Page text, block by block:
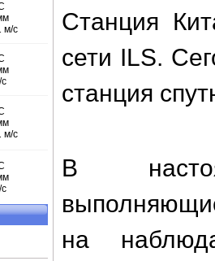
Станция
сети ILS.
станция
В
на